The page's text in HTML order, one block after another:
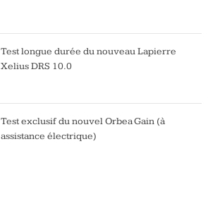
Test longue durée du nouveau Lapierre
Xelius DRS 10.0
Test exclusif du nouvel Orbea Gain (à
assistance électrique)